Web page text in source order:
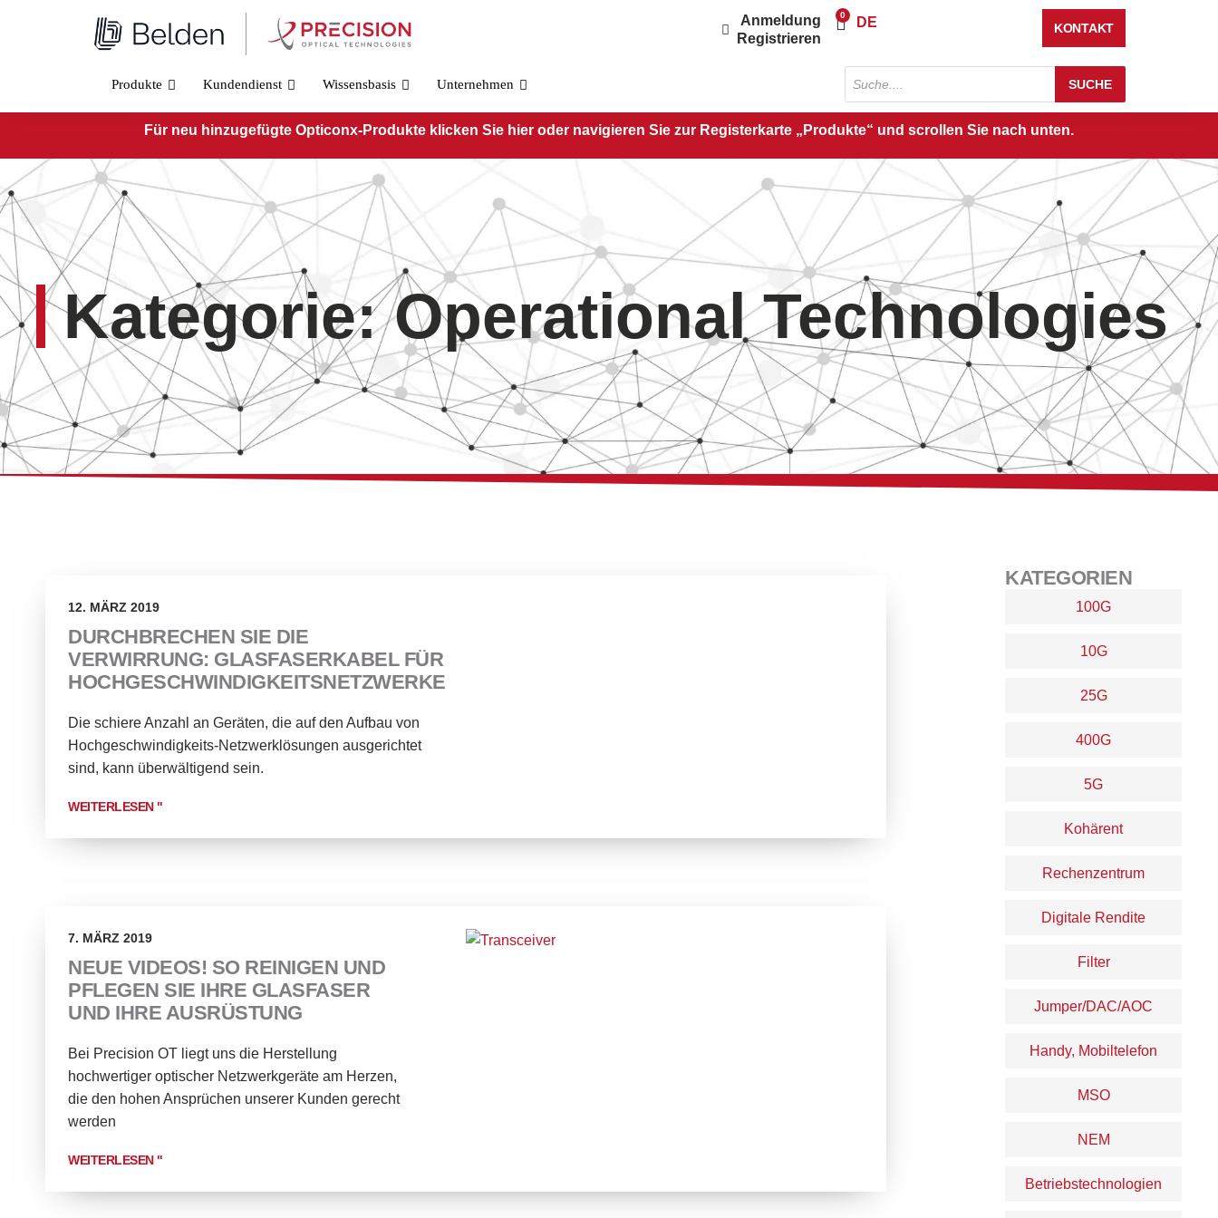
Anmeldung
Registrieren
0
Warenkorb
DE KONTAKT
Produkte
OSFP800-Standard
PRE-O800-IB-2DR4
PRE-O800-IB-2VR4
PRE-O800-IB-VR8
Kundendienst Wissensbasis Unternehmen
Produktsuche
SUCHE
Für neu hinzugefügte Opticonx-Produkte klicken Sie hier oder navigieren Sie zur Registerkarte „Produkte“ und scrollen Sie nach unten.
Kategorie: Operational Technologies
KATEGORIEN
100G
10G
25G
400G
5G
Kohärent
Rechenzentrum
Digitale Rendite
Filter
Jumper/DAC/AOC
Handy, Mobiltelefon
MSO
NEM
Betriebstechnologien
DURCHBRECHEN SIE DIE
VERWIRRUNG: GLASFASERKABEL FÜR
HOCHGESCHWINDIGKEITSNETZWERKE
12. MÄRZ 2019
Die schiere Anzahl an Geräten, die auf den Aufbau von
Hochgeschwindigkeits-Netzwerklösungen ausgerichtet
sind, kann überwältigend sein.
WEITERLESEN "
NEUE VIDEOS! SO REINIGEN UND
PFLEGEN SIE IHRE GLASFASER
UND IHRE AUSRÜSTUNG
7. MÄRZ 2019
Bei Precision OT liegt uns die Herstellung
hochwertiger optischer Netzwerkgeräte am Herzen,
die den hohen Ansprüchen unserer Kunden gerecht
werden
WEITERLESEN "